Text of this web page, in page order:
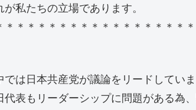
私たちの立場であります。
＊＊＊＊＊＊＊＊＊＊＊＊＊＊＊＊＊
は日本共産党が議論をリードしてい
表もリーダーシップに問題がある為